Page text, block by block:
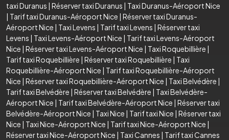
taxi Duranus | Réserver taxi Duranus | Taxi Duranus-Aéroport Nice
| Tarif taxi Duranus-Aéroport Nice | Réserver taxi Duranus-
Aéroport Nice | Taxi Levens | Tarif taxi Levens | Réserver taxi
Levens | Taxi Levens-Aéroport Nice | Tarif taxi Levens-Aéroport
Nice | Réserver taxi Levens-Aéroport Nice | Taxi Roquebillière |
Tarif taxi Roquebillière | Réserver taxi Roquebillière | Taxi
Roquebillière-Aéroport Nice | Tarif taxi Roquebillière-Aéroport
Nice | Réserver taxi Roquebillière-Aéroport Nice | Taxi Belvédère |
Tarif taxi Belvédère | Réserver taxi Belvédère | Taxi Belvédère-
Aéroport Nice | Tarif taxi Belvédère-Aéroport Nice | Réserver taxi
Belvédère-Aéroport Nice | Taxi Nice | Tarif taxi Nice | Réserver taxi
Nice | Taxi Nice-Aéroport Nice | Tarif taxi Nice-Aéroport Nice |
Réserver taxi Nice-Aéroport Nice | Taxi Cannes | Tarif taxi Cannes